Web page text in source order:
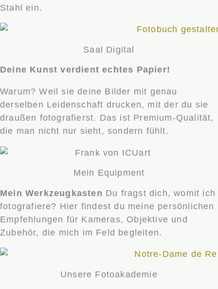
Stahl ein.
Saal Digital
Deine Kunst verdient echtes Papier!
Warum? Weil sie deine Bilder mit genau
derselben Leidenschaft drucken, mit der du sie
draußen fotografierst. Das ist Premium-Qualität,
die man nicht nur sieht, sondern fühlt.
Mein Equipment
Mein Werkzeugkasten Du fragst dich, womit ich
fotografiere? Hier findest du meine persönlichen
Empfehlungen für Kameras, Objektive und
Zubehör, die mich im Feld begleiten.
Unsere Fotoakademie